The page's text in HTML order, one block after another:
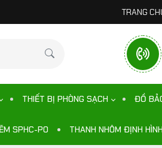
TRANG
THIẾT BỊ PHÒNG SẠCH ĐỒ
SPHC-PO THANH NHÔM ĐỊNH HÌNH